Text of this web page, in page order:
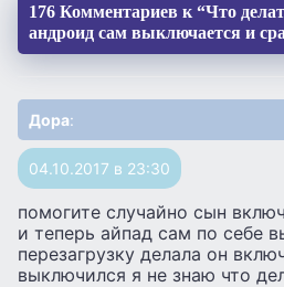
176 Комментариев к “Что
андроид сам выключается и
Дора:
04.10.2017 в 23:30
помогите случайно сын
и теперь айпад сам по себе
перезагрузку делала он
выключился я не знаю что